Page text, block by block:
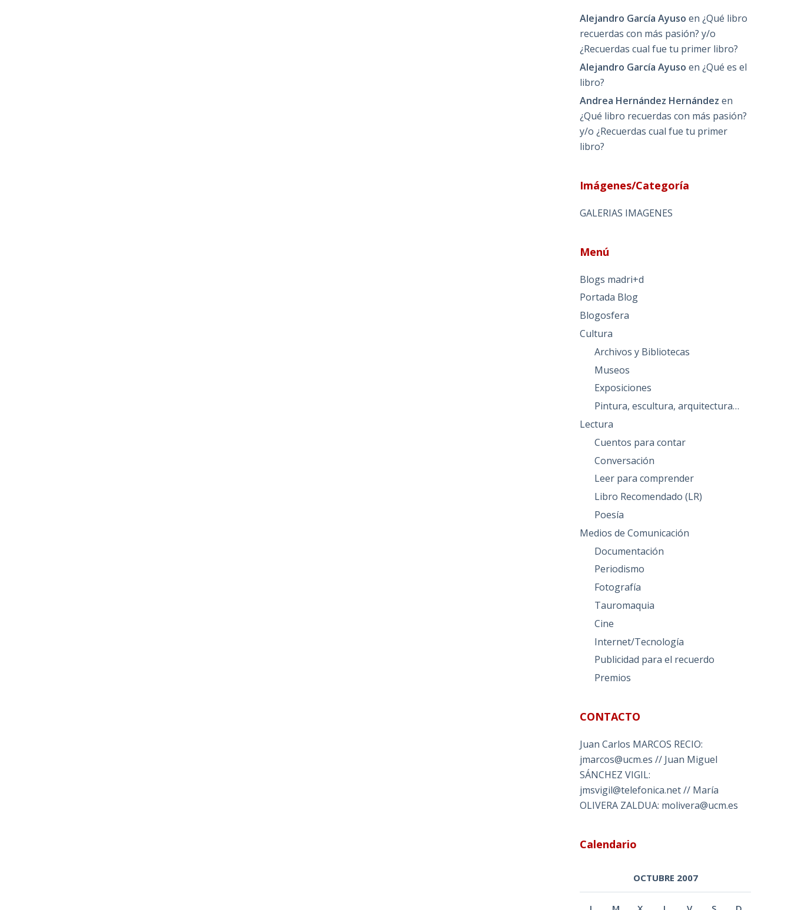
Alejandro García Ayuso en¿Qué libro
recuerdas con más pasión? y/o
¿Recuerdas cual fue tu primer libro?
Alejandro García Ayuso en¿Qué es el
libro?
Andrea Hernández Hernández en
¿Qué libro recuerdas con más pasión?
y/o ¿Recuerdas cual fue tu primer
libro?
Imágenes/Categoría
GALERIAS IMAGENES
Menú
Blogs madri+d
Portada Blog
Blogosfera
Cultura
Archivos y Bibliotecas
Museos
Exposiciones
Pintura, escultura, arquitectura…
Lectura
Cuentos para contar
Conversación
Leer para comprender
Libro Recomendado (LR)
Poesía
Medios de Comunicación
Documentación
Periodismo
Fotografía
Tauromaquia
Cine
Internet/Tecnología
Publicidad para el recuerdo
Premios
CONTACTO
Juan Carlos MARCOS RECIO:
jmarcos@ucm.es // Juan Miguel
SÁNCHEZ VIGIL:
jmsvigil@telefonica.net // María
OLIVERA ZALDUA: molivera@ucm.es
Calendario
OCTUBRE 2007